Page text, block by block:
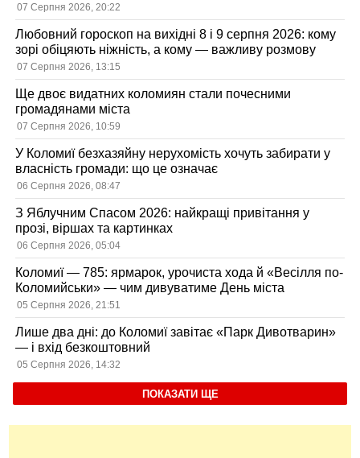
07 Серпня 2026, 20:22
Любовний гороскоп на вихідні 8 і 9 серпня 2026: кому
зорі обіцяють ніжність, а кому — важливу розмову
07 Серпня 2026, 13:15
Ще двоє видатних коломиян стали почесними
громадянами міста
07 Серпня 2026, 10:59
У Коломиї безхазяйну нерухомість хочуть забирати у
власність громади: що це означає
06 Серпня 2026, 08:47
З Яблучним Спасом 2026: найкращі привітання у
прозі, віршах та картинках
06 Серпня 2026, 05:04
Коломиї — 785: ярмарок, урочиста хода й «Весілля по-
Коломийськи» — чим дивуватиме День міста
05 Серпня 2026, 21:51
Лише два дні: до Коломиї завітає «Парк Дивотварин»
— і вхід безкоштовний
05 Серпня 2026, 14:32
ПОКАЗАТИ ЩЕ